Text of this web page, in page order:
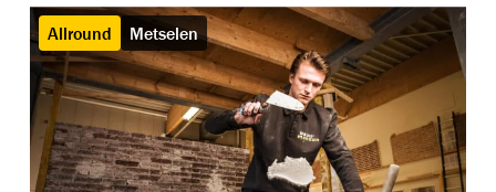
Allround Metselen